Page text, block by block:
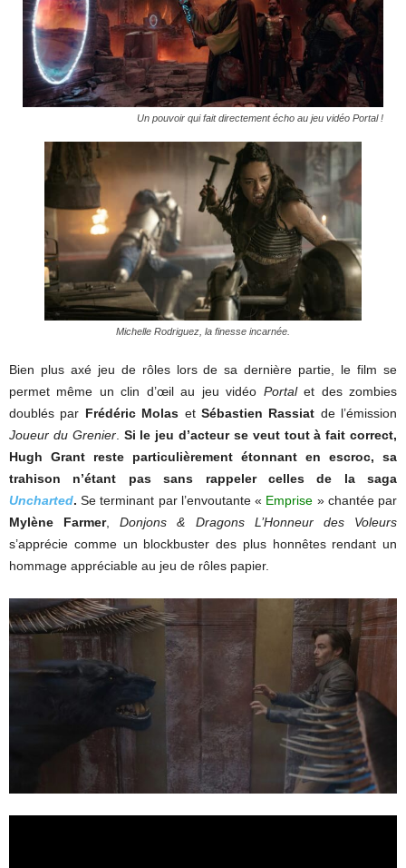
Un pouvoir qui fait directement écho au jeu vidéo Portal !
Michelle Rodriguez, la finesse incarnée.
Bien plus axé jeu de rôles lors de sa dernière partie, le film se
permet même un clin d’œil au jeu vidéo Portalet des zombies
doublés par Frédéric Molas et Sébastien Rassiat de l’émission
Joueur du Grenier. Si le jeu d’acteur se veut tout à fait correct,
Hugh Grant reste particulièrement étonnant en escroc, sa
trahison n’étant pas sans rappeler celles de la saga
Uncharted. Se terminant par l’envoutante « Emprise » chantée par
Mylène Farmer,Donjons & Dragons L’Honneur des Voleurs
s’apprécie comme un blockbuster des plus honnêtes rendant un
hommage appréciable au jeu de rôles papier.